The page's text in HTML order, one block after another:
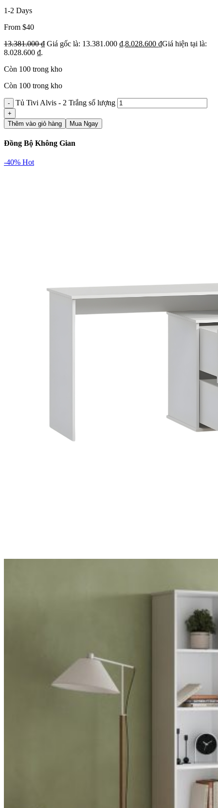
1-2 Days
From $40
13.381.000₫ Giá gốc là: 13.381.000 ₫.8.028.600 ₫Giá hiện tại là:
8.028.600 ₫.
Còn 100 trong kho
Còn 100 trong kho
Tủ Tivi Alvis - 2 Trắng số lượng
Thêm vào giỏ hàng Mua Ngay
Đồng Bộ Không Gian
-40% Hot